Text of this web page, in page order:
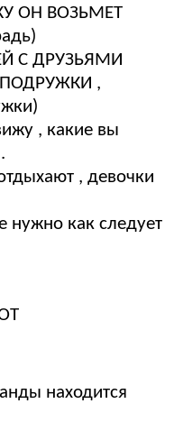
ОН ВОЗЬМЕТ
С ДРУЗЬЯМИ
,
, какие вы
, девочки
нужно как следует
находится